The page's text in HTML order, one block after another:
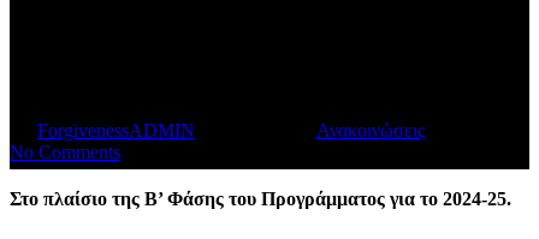
ForgivenessADMIN Ανακοινώσεις
No Comments
Στο πλαίσιο της Β’ Φάσης του Προγράμματος για το 2024-25.